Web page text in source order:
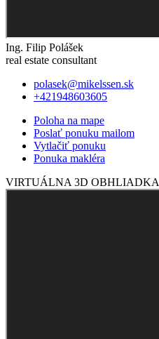
Ing. Filip Polášek
real estate consultant
polasek@mikelssen.sk
+421948603605
Poloha na mape
Poslať ponuku mailom
Vytlačiť ponuku
Ponuka makléra
VIRTUÁLNA 3D OBHLIADKA